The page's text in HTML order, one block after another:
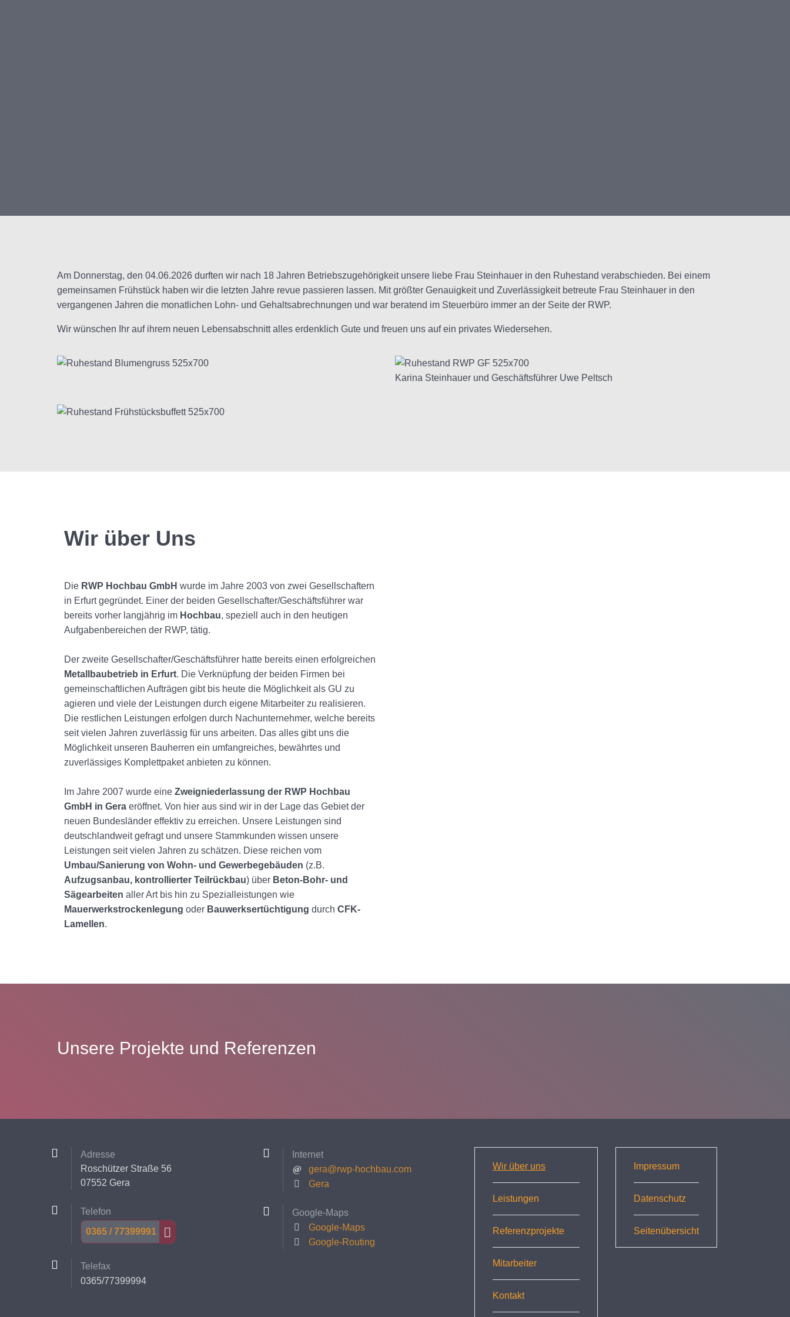
Am Donnerstag, den 04.06.2026 durften wir nach 18 Jahren Betriebszugehörigkeit unsere liebe Frau Steinhauer in den Ruhestand verabschieden. Bei einem
gemeinsamen Frühstück haben wir die letzten Jahre revue passieren lassen. Mit größter Genauigkeit und Zuverlässigkeit betreute Frau Steinhauer in den
vergangenen Jahren die monatlichen Lohn- und Gehaltsabrechnungen und war beratend im Steuerbüro immer an der Seite der RWP.
Wir wünschen Ihr auf ihrem neuen Lebensabschnitt alles erdenklich Gute und freuen uns auf ein privates Wiedersehen.
Karina Steinhauer und Geschäftsführer Uwe Peltsch
Wir über Uns
Die RWP Hochbau GmbH wurde im Jahre 2003 von zwei Gesellschaftern
in Erfurt gegründet. Einer der beiden Gesellschafter/Geschäftsführer war
bereits vorher langjährig im Hochbau, speziell auch in den heutigen
Aufgabenbereichen der RWP, tätig.
Der zweite Gesellschafter/Geschäftsführer hatte bereits einen erfolgreichen
Metallbaubetrieb in Erfurt. Die Verknüpfung der beiden Firmen bei
gemeinschaftlichen Aufträgen gibt bis heute die Möglichkeit als GU zu
agieren und viele der Leistungen durch eigene Mitarbeiter zu realisieren.
Die restlichen Leistungen erfolgen durch Nachunternehmer, welche bereits
seit vielen Jahren zuverlässig für uns arbeiten. Das alles gibt uns die
Möglichkeit unseren Bauherren ein umfangreiches, bewährtes und
zuverlässiges Komplettpaket anbieten zu können.
Im Jahre 2007 wurde eine Zweigniederlassung der RWP Hochbau
GmbH in Gera eröffnet. Von hier aus sind wir in der Lage das Gebiet der
neuen Bundesländer effektiv zu erreichen. Unsere Leistungen sind
deutschlandweit gefragt und unsere Stammkunden wissen unsere
Leistungen seit vielen Jahren zu schätzen. Diese reichen vom
Umbau/Sanierung von Wohn- und Gewerbegebäuden (z.B.
Aufzugsanbau, kontrollierter Teilrückbau) über Beton-Bohr- und
Sägearbeiten aller Art bis hin zu Spezialleistungen wie
Mauerwerkstrockenlegung oder Bauwerksertüchtigung durch CFK-
Lamellen.
Unsere Projekte und Referenzen
Adresse
Roschützer Straße 56
07552 Gera
Telefon
0365 / 77399991
Telefax
0365/77399994
Internet
gera@rwp-hochbau.com
Gera
Google-Maps
Google-Maps
Google-Routing
Wir über uns
Leistungen
Referenzprojekte
Mitarbeiter
Kontakt
Impressum
Datenschutz
Seitenübersicht